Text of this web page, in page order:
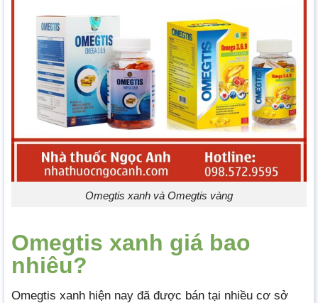
Omegtis xanh và Omegtis vàng
Omegtis xanh giá bao
nhiêu?
Omegtis xanh hiện nay đã được bán tại nhiều cơ sở